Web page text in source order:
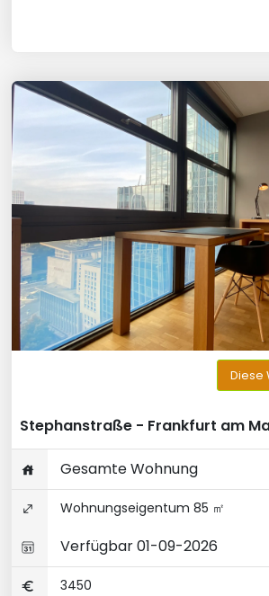
Diese
Stephanstraße - Frankfurt am
Gesamte Wohnung
Wohnungseigentum 85 ㎡
Verfügbar 01-09-2026
3450